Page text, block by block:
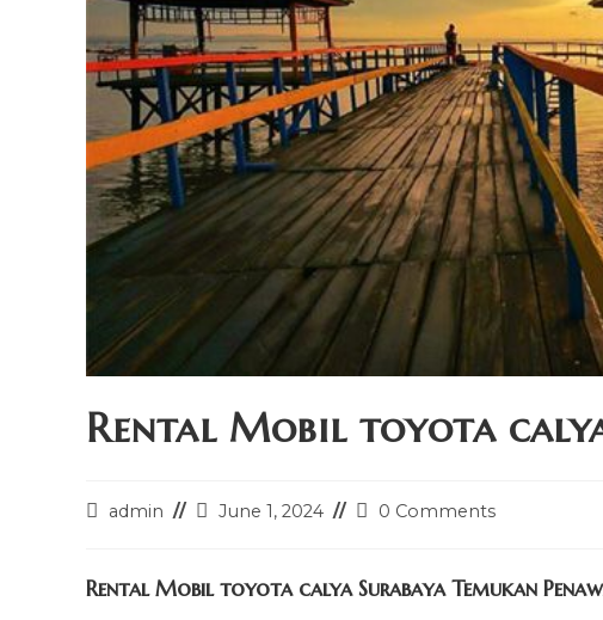
Rental Mobil toyota
Postadmin
PostJune 1, 2024
Post0 Comments
Rental Mobil toyota calya Surabaya Temukan